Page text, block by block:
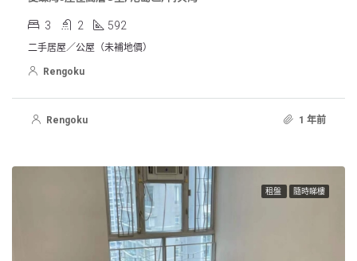
3 2 592
二手居屋／公屋（未補地價）
Rengoku
Rengoku 1 年前
租盤 隨時睇樓